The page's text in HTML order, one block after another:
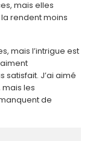
mais elles
rendent moins
mais l’intrigue est
satisfait. J’ai aimé
les
de